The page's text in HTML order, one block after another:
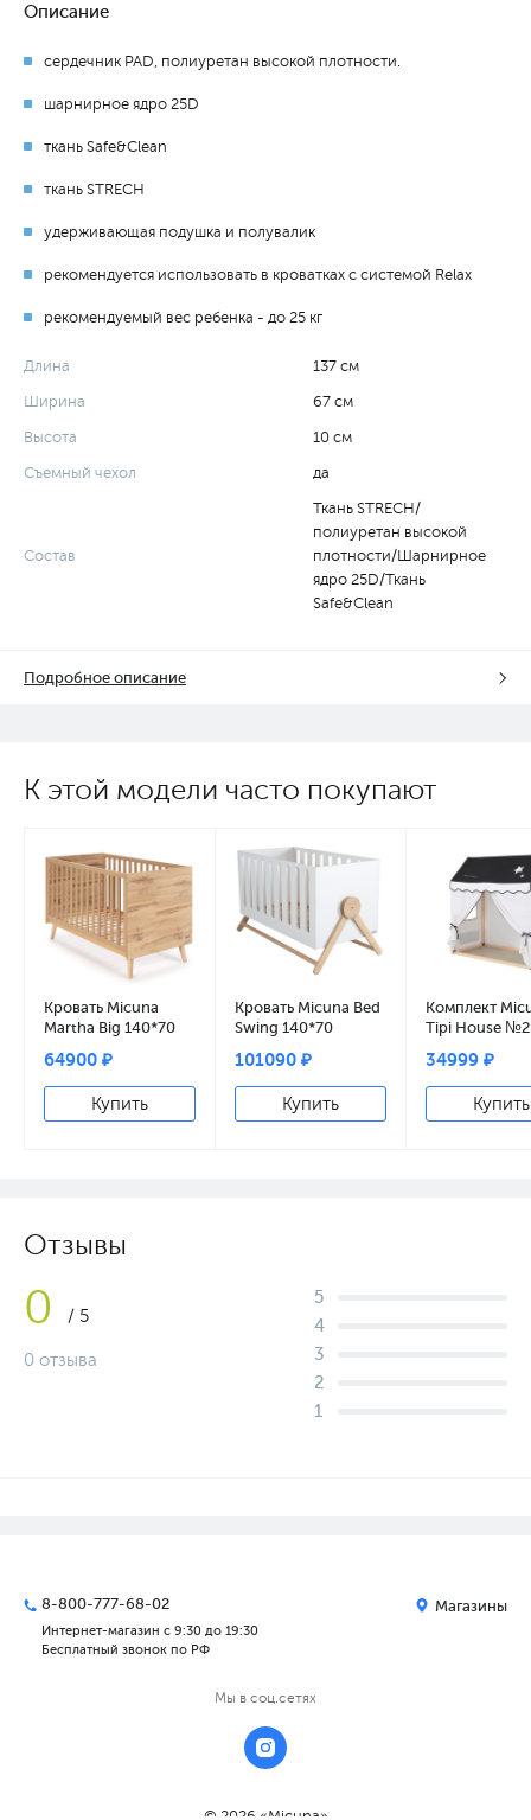
Описание
сердечник PAD, полиуретан высокой плотности.
шарнирное ядро 25D
ткань Safe&Clean
ткань STRECH
удерживающая подушка и полувалик
рекомендуется использовать в кроватках с системой Relax
рекомендуемый вес ребенка - до 25 кг
Длина
137 см
Ширина
67 см
Высота
10 см
Съемный чехол
да
Состав
Ткань STRECH/
полиуретан высокой
плотности/Шарнирное
ядро 25D/Ткань
Safe&Clean
Подробное описание
К этой модели часто покупают
Кровать Micuna
Martha Big 140*70
64900 ₽
Купить
Кровать Micuna Bed
Swing 140*70
101090 ₽
Купить
Комплект
Tipi House
MONT-1874
wax +
ТХ-1906 Claire
34999 ₽
Купить
Отзывы
0 / 5
0 отзыва
5
4
3
2
1
8-800-777-68-02
Интернет-магазин с 9:30 до 19:30
Бесплатный звонок по РФ
Магазины
Мы в соц.сетях
© 2026 «Micuna»